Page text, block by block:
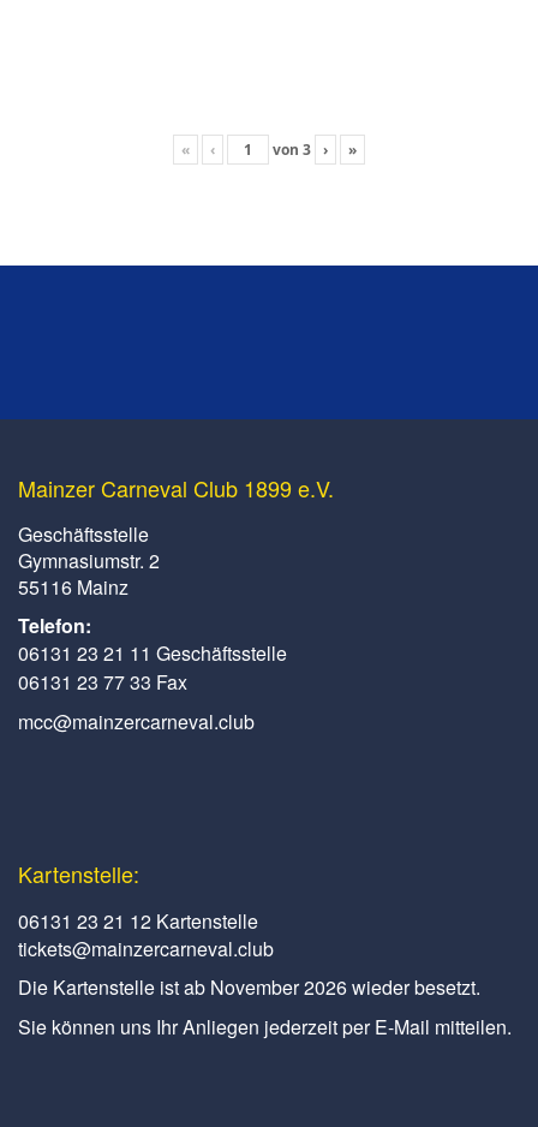
« ‹ von 3 › »
Mainzer Carneval Club 1899 e.V.
Geschäftsstelle
Gymnasiumstr. 2
55116 Mainz
Telefon:
06131 23 21 11 Geschäftsstelle
06131 23 77 33 Fax
mcc@mainzercarneval.club
Kartenstelle:
06131 23 21 12 Kartenstelle
tickets@mainzercarneval.club
Die Kartenstelle ist ab November 2026 wieder besetzt.
Sie können uns Ihr Anliegen jederzeit per E-Mail mitteilen.